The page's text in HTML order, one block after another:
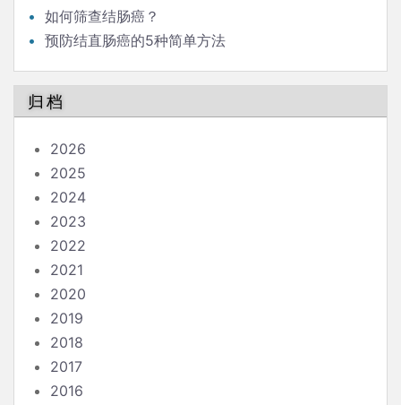
如何筛查结肠癌？
预防结直肠癌的5种简单方法
归档
2026
2025
2024
2023
2022
2021
2020
2019
2018
2017
2016